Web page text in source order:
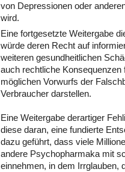
von Depressionen oder
wird.
Eine fortgesetzte Weitergabe
würde deren Recht auf
weiteren gesundheitlichen
auch rechtliche Konsequenzen
möglichen Vorwurfs der
Verbraucher darstellen.
Eine Weitergabe derartiger
diese daran, eine fundierte
dazu geführt, dass viele
andere Psychopharmaka mit
einnehmen, in dem Irrglauben,